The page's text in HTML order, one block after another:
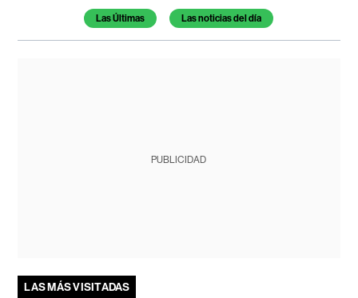
Las Últimas Las noticias del día
PUBLICIDAD
LAS MÁS VISITADAS